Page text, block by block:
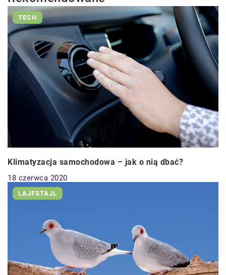
TECH
Klimatyzacja samochodowa – jak o nią dbać?
18 czerwca 2020
LAJFSTAJL